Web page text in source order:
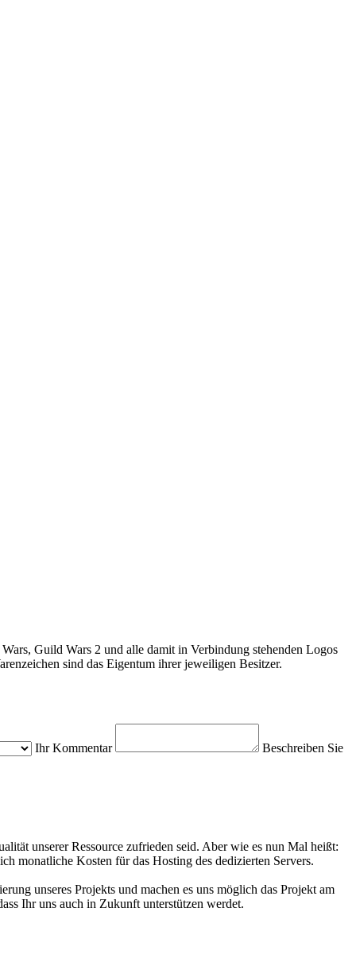
Guild Wars 2 und alle damit in Verbindung stehenden Logos
sind das Eigentum ihrer jeweiligen Besitzer.
Ihr Kommentar Beschreiben Sie
unserer Ressource zufrieden seid. Aber wie es nun Mal heißt:
monatliche Kosten für das Hosting des dedizierten Servers.
unseres Projekts und machen es uns möglich das Projekt am
Ihr uns auch in Zukunft unterstützen werdet.